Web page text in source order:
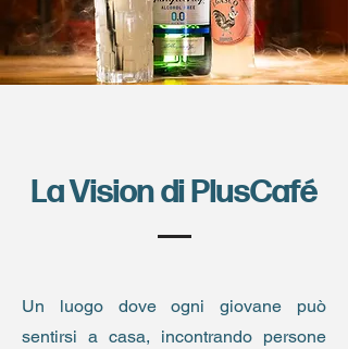
La Vision di PlusCafé
Un luogo dove ogni giovane può
sentirsi a casa, incontrando persone